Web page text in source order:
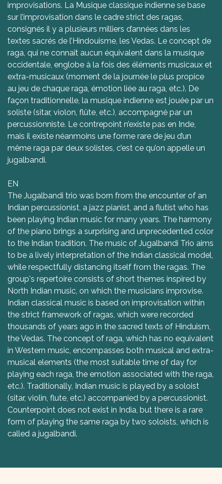
improvisations. La Musique classique indienne se base
sur l’improvisation dans le cadre strict des ragas,
consignés il y a plusieurs milliers d’années dans les
textes sacrés de l’Hindouisme, les Vedas. Le concept de
raga, qui ne connaît aucun équivalent dans la musique
occidentale, englobe à la fois des éléments musicaux et
extra-musicaux (moment de la journée le plus propice
au jeu de chaque raga, émotion liée au raga, etc.). De
façon traditionnelle, la musique indienne est jouée par un
soliste (sitar, violon, flûte, etc.), accompagné par un
percussionniste. Le contrepoint n’existe pas en Inde,
mais il existe néanmoins une forme rare de jeu d’un
même raga par deux solistes, c’est ce qu’on appelle un
jugalbandi.
EN
The Jugalbandi trio was born from the encounter of an
Indian percussionist, a jazz pianist, and a flutist who has
been playing Indian music for many years. The harmony
of the piano brings a surprising and unprecedented color
to the Indian tradition. The music of Jugalbandi Trio aims
to be a lively interpretation of the Indian classical model,
while respectfully distancing itself from the ragas. The
group's repertoire consists of short themes inspired by
North Indian music, on which the musicians improvise.
Indian classical music is based on improvisation within
the strict framework of ragas, which were recorded
thousands of years ago in the sacred texts of Hinduism,
the Vedas. The concept of raga, which has no equivalent
in Western music, encompasses both musical and extra-
musical elements (the most suitable time of day for
playing each raga, the emotion associated with the raga,
etc.). Traditionally, Indian music is played by a soloist
(sitar, violin, flute, etc.) accompanied by a percussionist.
Counterpoint does not exist in India, but there is a rare
form of playing the same raga by two soloists, which is
called a jugalbandi.